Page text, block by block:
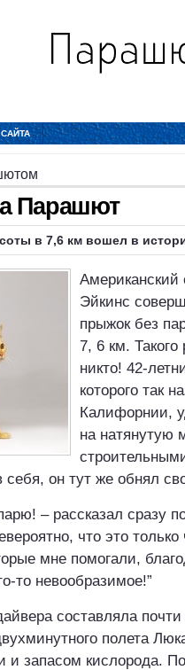
Парашют
в 7,6 км вошел в
Американский
Эйкинс
прыжок без
7, 6 км.
никто! 42-
которого так
Калифорнии,
на натянутую
он тут же обнял
– рассказал сразу
что это
мне помогали,
то невообразимое!”
составляла
полета
запасом кислорода.